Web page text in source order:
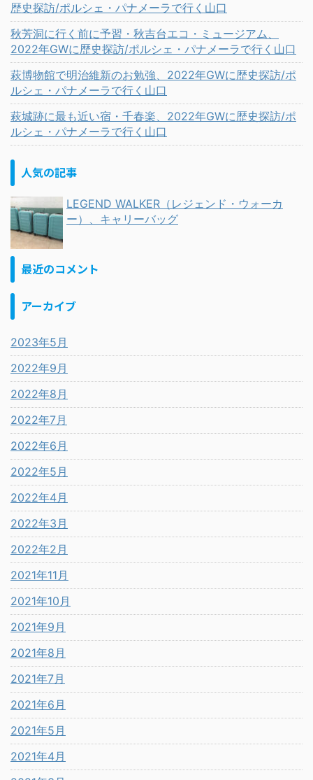
歴史探訪/ポルシェ・パナメーラで行く山口
秋芳洞に行く前に予習・秋吉台エコ・ミュージアム、
2022年GWに歴史探訪/ポルシェ・パナメーラで行く山口
萩博物館で明治維新のお勉強、2022年GWに歴史探訪/ポ
ルシェ・パナメーラで行く山口
萩城跡に最も近い宿・千春楽、2022年GWに歴史探訪/ポ
ルシェ・パナメーラで行く山口
人気の記事
LEGEND WALKER（レジェンド・ウォーカ
ー）、キャリーバッグ
最近のコメント
アーカイブ
2023年5月
2022年9月
2022年8月
2022年7月
2022年6月
2022年5月
2022年4月
2022年3月
2022年2月
2021年11月
2021年10月
2021年9月
2021年8月
2021年7月
2021年6月
2021年5月
2021年4月